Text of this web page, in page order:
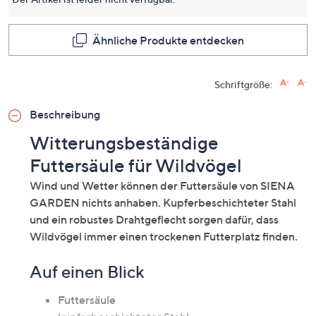
Ähnliche Produkte entdecken
Schriftgröße:
Beschreibung
Witterungsbeständige
Futtersäule für Wildvögel
Wind und Wetter können der Futtersäule von SIENA
GARDEN nichts anhaben. Kupferbeschichteter Stahl
und ein robustes Drahtgeflecht sorgen dafür, dass
Wildvögel immer einen trockenen Futterplatz finden.
Auf einen Blick
Futtersäule